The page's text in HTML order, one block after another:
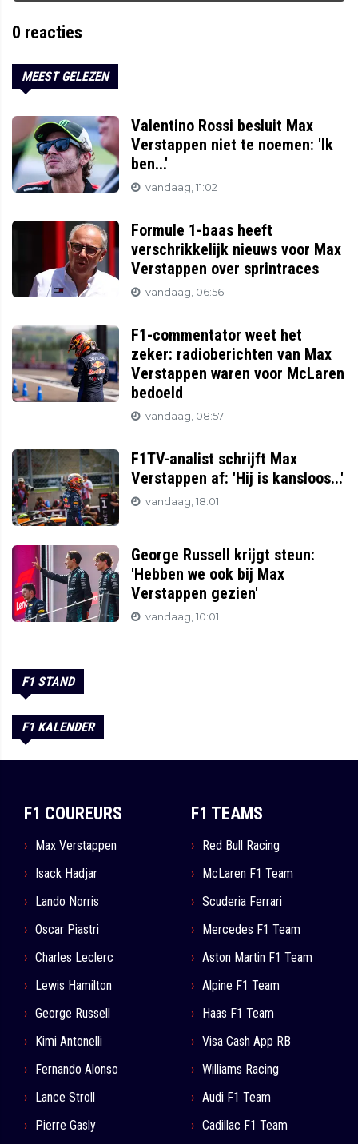
0 reacties
MEEST GELEZEN
Valentino Rossi besluit Max
Verstappen niet te noemen: 'Ik
ben...'
vandaag, 11:02
Formule 1-baas heeft
verschrikkelijk nieuws voor Max
Verstappen over sprintraces
vandaag, 06:56
F1-commentator weet het
zeker: radioberichten van Max
Verstappen waren voor McLaren
bedoeld
vandaag, 08:57
F1TV-analist schrijft Max
Verstappen af: 'Hij is kansloos...'
vandaag, 18:01
George Russell krijgt steun:
'Hebben we ook bij Max
Verstappen gezien'
vandaag, 10:01
F1 STAND
F1 KALENDER
F1 COUREURS
Max Verstappen
Isack Hadjar
Lando Norris
Oscar Piastri
Charles Leclerc
Lewis Hamilton
George Russell
Kimi Antonelli
Fernando Alonso
Lance Stroll
Pierre Gasly
F1 TEAMS
Red Bull Racing
McLaren F1 Team
Scuderia Ferrari
Mercedes F1 Team
Aston Martin F1 Team
Alpine F1 Team
Haas F1 Team
Visa Cash App RB
Williams Racing
Audi F1 Team
Cadillac F1 Team